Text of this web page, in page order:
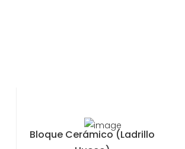
Bloque Cerámico (Ladrillo